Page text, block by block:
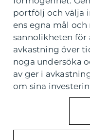
portfölj och välja
ens egna mål
sannolikheten för
avkastning över
noga undersöka
av ger i
om sina